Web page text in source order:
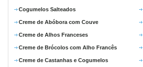
Cogumelos Salteados
Creme de Abóbora com Couve
Creme de Alhos Franceses
Creme de Brócolos com Alho Francês
Creme de Castanhas e Cogumelos